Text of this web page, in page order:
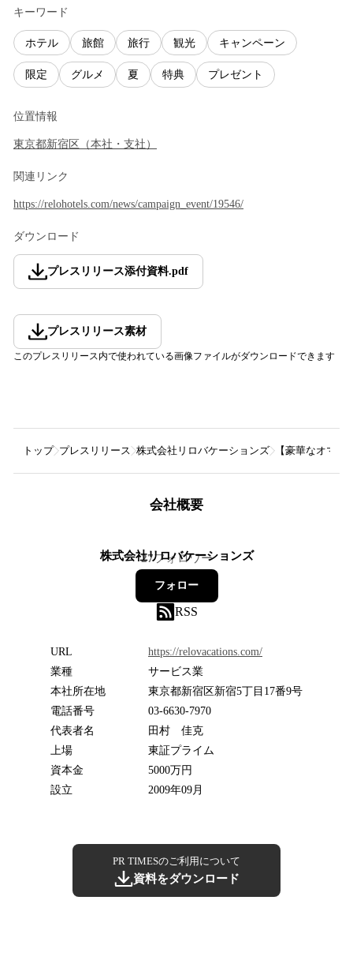
キーワード
ホテル 旅館 旅行 観光 キャンペーン
限定 グルメ 夏 特典 プレゼント
位置情報
東京都新宿区 （本社・支社 ）
関連リンク
https://relohotels.com/news/campaign_event/19546/
ダウンロード
プレスリリース添付資料.pdf
プレスリリース素材
このプレスリリース内で使われている画像ファイルがダウンロードできます
トップ プレスリリース 株式会社リロバケーションズ 【豪華なオマ
会社概要
株式会社リロバケーションズ
27フォロワー
フォロー
RSS
URL
https://relovacations.com/
業種
サービス業
本社所在地
東京都新宿区新宿5丁目17番9号
電話番号
03-6630-7970
代表者名
田村 佳克
上場
東証プライム
資本金
5000万円
設立
2009年09月
PR TIMESのご利用について
資料をダウンロード